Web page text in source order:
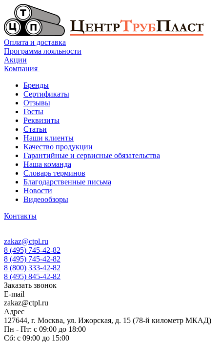
Оплата и доставка
Программа лояльности
Акции
Компания
Бренды
Сертификаты
Отзывы
Госты
Реквизиты
Статьи
Наши клиенты
Качество продукции
Гарантийные и сервисные обязательства
Наша команда
Словарь терминов
Благодарственные письма
Новости
Видеообзоры
Контакты
zakaz@ctpl.ru
8 (495) 745-42-82
8 (495) 745-42-82
8 (800) 333-42-82
8 (495) 845-42-82
Заказать звонок
E-mail
zakaz@ctpl.ru
Адрес
127644, г. Москва, ул. Ижорская, д. 15 (78-й километр МКАД)
Пн - Пт: с 09:00 до 18:00
Сб: с 09:00 до 15:00